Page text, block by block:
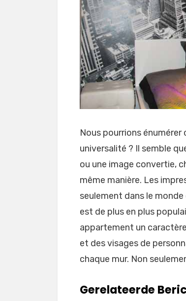
Nous pourrions énumérer
universalité ? Il semble
ou une image convertie,
même manière. Les
seulement dans le monde
est de plus en plus
appartement un
et des visages de
chaque mur. Non
Gerelateerde